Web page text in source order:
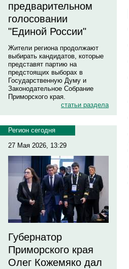
предварительном
голосовании
"Единой России"
Жители региона продолжают
выбирать кандидатов, которые
представят партию на
предстоящих выборах в
Государственную Думу и
Законодательное Собрание
Приморского края.
статьи раздела
Регион сегодня
27 Мая 2026, 13:29
Губернатор
Приморского края
Олег Кожемяко дал